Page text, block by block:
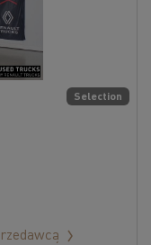
Selection